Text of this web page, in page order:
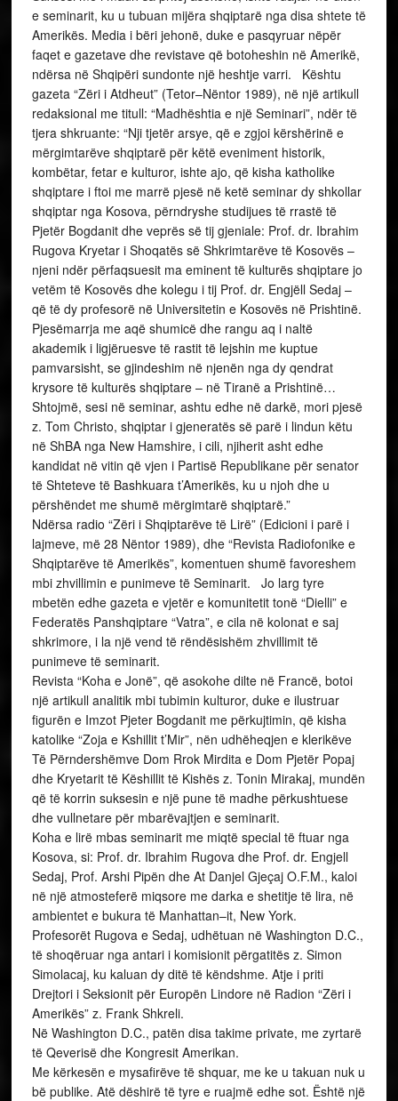
e seminarit, ku u tubuan mijëra shqiptarë nga disa shtete të
Amerikës. Media i bëri jehonë, duke e pasqyruar nëpër
faqet e gazetave dhe revistave që botoheshin në Amerikë,
ndërsa në Shqipëri sundonte një heshtje varri. Kështu
gazeta “Zëri i Atdheut” (Tetor–Nëntor 1989), në një artikull
redaksional me titull: “Madhështia e një Seminari”, ndër të
tjera shkruante: “Nji tjetër arsye, që e zgjoi kërshërinë e
mërgimtarëve shqiptarë për këtë eveniment historik,
kombëtar, fetar e kulturor, ishte ajo, që kisha katholike
shqiptare i ftoi me marrë pjesë në ketë seminar dy shkollar
shqiptar nga Kosova, përndryshe studijues të rrastë të
Pjetër Bogdanit dhe veprës së tij gjeniale: Prof. dr. Ibrahim
Rugova Kryetar i Shoqatës së Shkrimtarëve të Kosovës –
njeni ndër përfaqsuesit ma eminent të kulturës shqiptare jo
vetëm të Kosovës dhe kolegu i tij Prof. dr. Engjëll Sedaj –
që të dy profesorë në Universitetin e Kosovës në Prishtinë.
Pjesëmarrja me aqë shumicë dhe rangu aq i naltë
akademik i ligjëruesve të rastit të lejshin me kuptue
pamvarsisht, se gjindeshim në njenën nga dy qendrat
krysore të kulturës shqiptare – në Tiranë a Prishtinë…
Shtojmë, sesi në seminar, ashtu edhe në darkë, mori pjesë
z. Tom Christo, shqiptar i gjeneratës së parë i lindun këtu
në ShBA nga New Hamshire, i cili, njiherit asht edhe
kandidat në vitin që vjen i Partisë Republikane për senator
të Shteteve të Bashkuara t’Amerikës, ku u njoh dhe u
përshëndet me shumë mërgimtarë shqiptarë.”
Ndërsa radio “Zëri i Shqiptarëve të Lirë” (Edicioni i parë i
lajmeve, më 28 Nëntor 1989), dhe “Revista Radiofonike e
Shqiptarëve të Amerikës”, komentuen shumë favoreshem
mbi zhvillimin e punimeve të Seminarit. Jo larg tyre
mbetën edhe gazeta e vjetër e komunitetit tonë “Dielli” e
Federatës Panshqiptare “Vatra”, e cila në kolonat e saj
shkrimore, i la një vend të rëndësishëm zhvillimit të
punimeve të seminarit.
Revista “Koha e Jonë”, që asokohe dilte në Francë, botoi
një artikull analitik mbi tubimin kulturor, duke e ilustruar
figurën e Imzot Pjeter Bogdanit me përkujtimin, që kisha
katolike “Zoja e Kshillit t’Mir”, nën udhëheqjen e klerikëve
Të Përndershëmve Dom Rrok Mirdita e Dom Pjetër Popaj
dhe Kryetarit të Këshillit të Kishës z. Tonin Mirakaj, mundën
që të korrin suksesin e një pune të madhe përkushtuese
dhe vullnetare për mbarëvajtjen e seminarit.
Koha e lirë mbas seminarit me miqtë special të ftuar nga
Kosova, si: Prof. dr. Ibrahim Rugova dhe Prof. dr. Engjell
Sedaj, Prof. Arshi Pipën dhe At Danjel Gjeçaj O.F.M., kaloi
në një atmosteferë miqsore me darka e shetitje të lira, në
ambientet e bukura të Manhattan–it, New York.
Profesorët Rugova e Sedaj, udhëtuan në Washington D.C.,
të shoqëruar nga antari i komisionit përgatitës z. Simon
Simolacaj, ku kaluan dy ditë të këndshme. Atje i priti
Drejtori i Seksionit për Europën Lindore në Radion “Zëri i
Amerikës” z. Frank Shkreli.
Në Washington D.C., patën disa takime private, me zyrtarë
të Qeverisë dhe Kongresit Amerikan.
Me kërkesën e mysafirëve të shquar, me ke u takuan nuk u
bë publike. Atë dëshirë të tyre e ruajmë edhe sot. Është një